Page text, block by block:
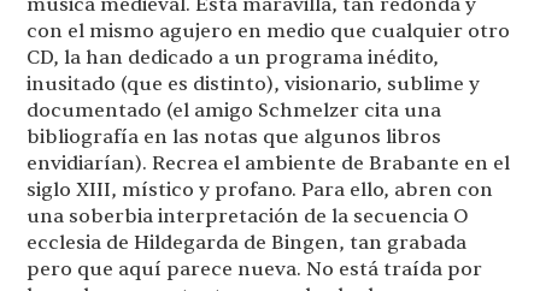
con el mismo agujero en medio que cualquier otro
CD, la han dedicado a un programa inédito,
inusitado (que es distinto), visionario, sublime y
documentado (el amigo Schmelzer cita una
bibliografía en las notas que algunos libros
envidiarían). Recrea el ambiente de Brabante en el
siglo XIII, místico y profano. Para ello, abren con
una soberbia interpretación de la secuencia O
ecclesia de Hildegarda de Bingen, tan grabada
pero que aquí parece nueva. No está traída por